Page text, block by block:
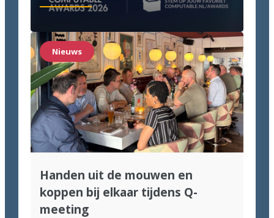
We
genomineerd
voor
de
Computable
Awards
2026!
Nieuws
Handen uit de mouwen en
koppen bij elkaar tijdens Q-
meeting